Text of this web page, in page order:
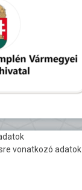
vonatkozó adatok